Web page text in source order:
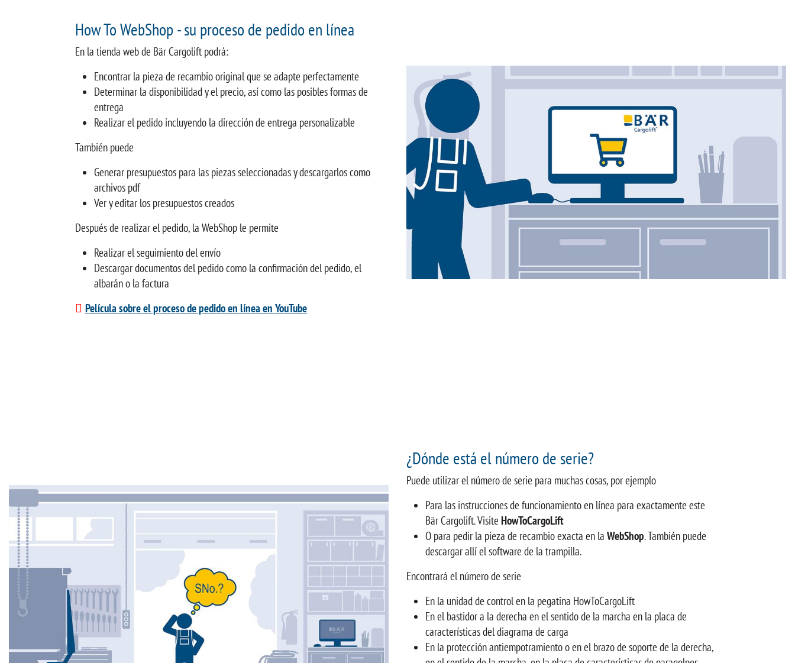
How To WebShop - su proceso de pedido en línea
En la tienda web de Bär Cargolift podrá:
Encontrar la pieza de recambio original que se adapte perfectamente
Determinar la disponibilidad y el precio, así como las posibles formas de
entrega
Realizar el pedido incluyendo la dirección de entrega personalizable
También puede
Generar presupuestos para las piezas seleccionadas y descargarlos como
archivos pdf
Ver y editar los presupuestos creados
Después de realizar el pedido, la WebShop le permite
Realizar el seguimiento del envío
Descargar documentos del pedido como la confirmación del pedido, el
albarán o la factura
Película sobre el proceso de pedido en línea en YouTube
¿Dónde está el número de serie?
Puede utilizar el número de serie para muchas cosas, por ejemplo
Para las instrucciones de funcionamiento en línea para exactamente este
Bär Cargolift. Visite HowToCargoLift
O para pedir la pieza de recambio exacta en la WebShop. También puede
descargar allí el software de la trampilla.
Encontrará el número de serie
En la unidad de control en la pegatina HowToCargoLift
En el bastidor a la derecha en el sentido de la marcha en la placa de
características del diagrama de carga
En la protección antiempotramiento o en el brazo de soporte de la derecha,